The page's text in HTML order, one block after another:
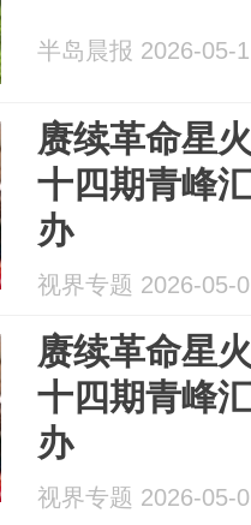
半岛晨报 2026-05-
赓续革命星
十四期青峰
办
视界专题 2026-05-
赓续革命星
十四期青峰
办
视界专题 2026-05-